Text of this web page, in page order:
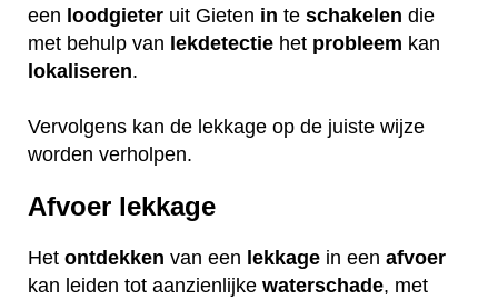
een loodgieter uit Gieten in te schakelen die
met behulp van lekdetectie het probleem kan
lokaliseren.
Vervolgens kan de lekkage op de juiste wijze
worden verholpen.
Afvoer lekkage
Het ontdekken van een lekkage in een afvoer
kan leiden tot aanzienlijke waterschade, met